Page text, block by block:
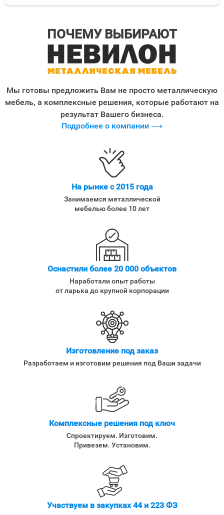
ПОЧЕМУ ВЫБИРАЮТ
Мы готовы предложить Вам не просто металлическую
мебель, а комплексные решения, которые работают на
результат Вашего бизнеса.
Подробнее о компании ⟶
На рынке с 2015 года
Занимаемся металлической
мебелью более 10 лет
Оснастили более 20 000 объектов
Наработали опыт работы
от ларька до крупной корпорации
Изготовление под заказ
Разработаем и изготовим решения под Ваши задачи
Комплексные решения под ключ
Спроектируем. Изготовим.
Привезем. Установим.
Участвуем в закупках 44 и 223 ФЗ